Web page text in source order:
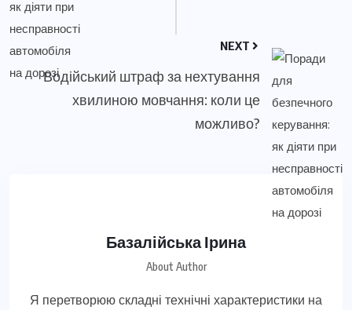
NEXT
Водійський штраф за нехтування
хвилиною мовчання: коли це
можливо?
Базалійська Ірина
About Author
Я перетворюю складні технічні характеристики на